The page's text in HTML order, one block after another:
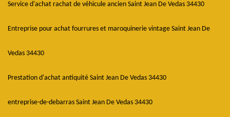
Service d'achat rachat de véhicule ancien Saint Jean De Vedas 34430
Entreprise pour achat fourrures et maroquinerie vintage Saint Jean De
Vedas 34430
Prestation d'achat antiquité Saint Jean De Vedas 34430
entreprise-de-debarras Saint Jean De Vedas 34430